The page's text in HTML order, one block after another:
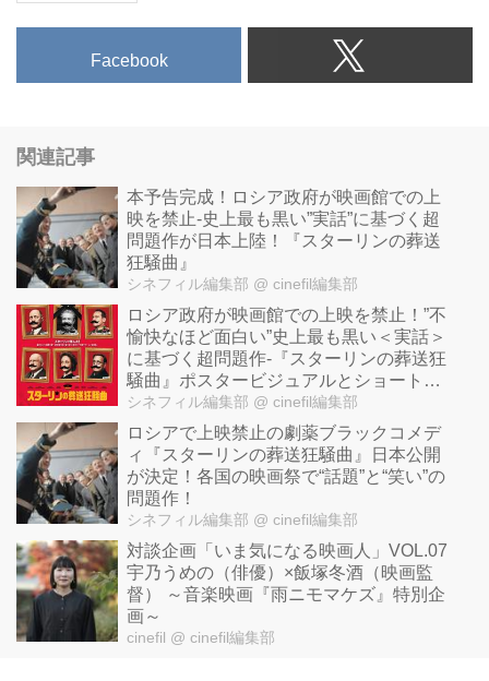
Facebook
関連記事
本予告完成！ロシア政府が映画館での上
映を禁止-史上最も黒い”実話”に基づく超
問題作が日本上陸！『スターリンの葬送
狂騒曲』
シネフィル編集部 @ cinefil編集部
ロシア政府が映画館での上映を禁止！”不
愉快なほど面白い”史上最も黒い＜実話＞
に基づく超問題作-『スターリンの葬送狂
騒曲』ポスタービジュアルとショート予
告映像が公開！
シネフィル編集部 @ cinefil編集部
ロシアで上映禁止の劇薬ブラックコメデ
ィ『スターリンの葬送狂騒曲』日本公開
が決定！各国の映画祭で“話題”と“笑い”の
問題作！
シネフィル編集部 @ cinefil編集部
対談企画「いま気になる映画人」VOL.07
宇乃うめの（俳優）×飯塚冬酒（映画監
督） ～音楽映画『雨ニモマケズ』特別企
画～
cinefil @ cinefil編集部